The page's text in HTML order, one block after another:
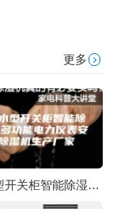
更多
小型排水型开关柜智能除湿装置-多功能电力仪表安诗曼除湿机生产厂家